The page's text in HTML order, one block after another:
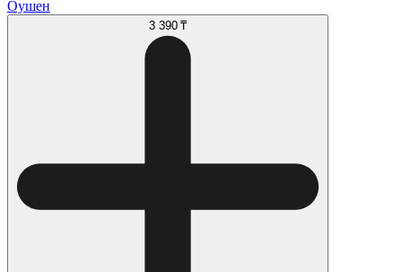
Оушен
3 390 ₸